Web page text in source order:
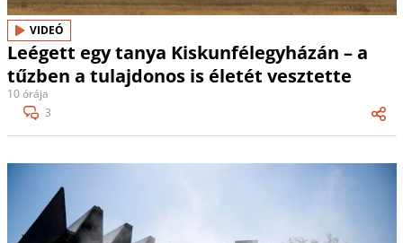
VIDEÓ
Leégett egy tanya Kiskunfélegyházán – a
tűzben a tulajdonos is életét vesztette
10 órája
3